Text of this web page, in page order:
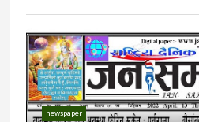
newspaper